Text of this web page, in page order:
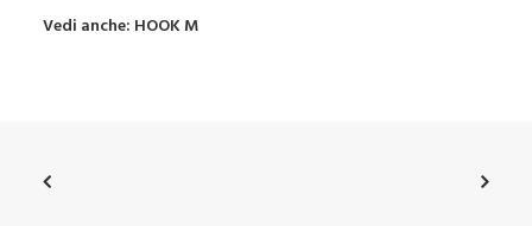
Vedi anche: HOOK M